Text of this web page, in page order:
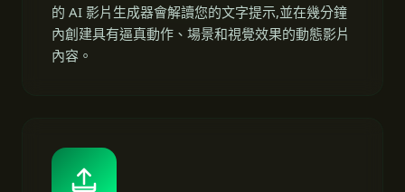
的 AI 影片生成器會解讀您的文字提示,並在幾分鐘
內創建具有逼真動作、場景和視覺效果的動態影片
內容。